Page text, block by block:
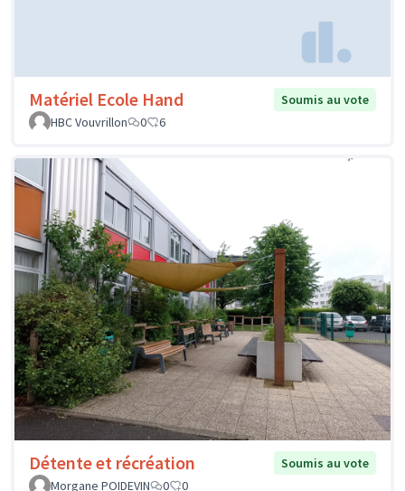
Matériel Ecole Hand
Soumis au vote
HBC Vouvrillon
0 6
Détente et récréation
Soumis au vote
Morgane POIDEVIN
0 0